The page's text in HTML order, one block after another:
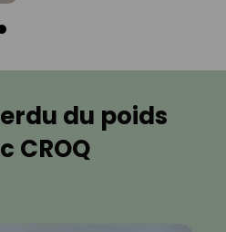
du poids
CROQ